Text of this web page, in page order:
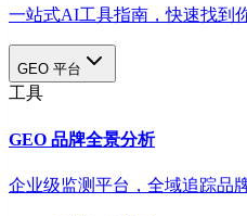
一站式AI工具指南，快速找到
GEO 平台
工具
GEO 品牌全景分析
企业级监测平台，全域追踪品